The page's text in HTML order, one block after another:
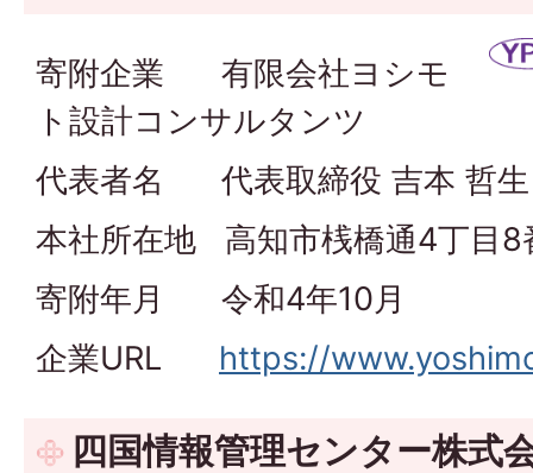
寄附企業 有限会社ヨシモ
ト設計コンサルタンツ
代表者名 代表取締役 吉本 哲生
本社所在地 高知市桟橋通4丁目8
寄附年月 令和4年10月
企業URL https://
四国情報管理センター株式